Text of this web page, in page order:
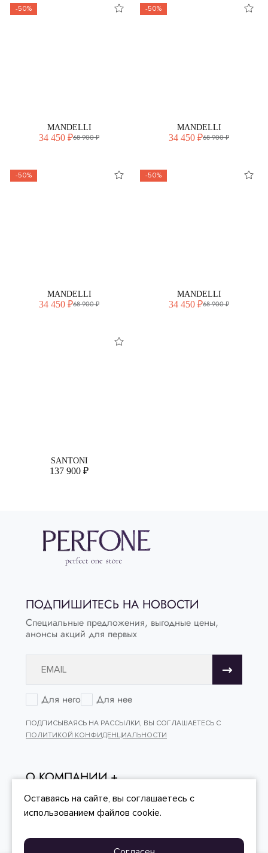
-50%
MANDELLI
34 450 ₽68 900 ₽
-50%
MANDELLI
34 450 ₽68 900 ₽
-50%
MANDELLI
34 450 ₽68 900 ₽
-50%
MANDELLI
34 450 ₽68 900 ₽
SANTONI
137 900 ₽
ПОДПИШИТЕСЬ НА НОВОСТИ
Специальные предложения, выгодные цены,
анонсы акций для первых
Для него Для нее
ПОДПИСЫВАЯСЬ НА РАССЫЛКИ, ВЫ СОГЛАШАЕТЕСЬ С
ПОЛИТИКОЙ КОНФИДЕНЦИАЛЬНОСТИ
О КОМПАНИИ
ОНЛАЙН - ПОКУПКИ
КЛИЕНТСКИЙ СЕРВИС
Оставаясь на сайте, вы соглашаетесь с
использованием файлов cookie.